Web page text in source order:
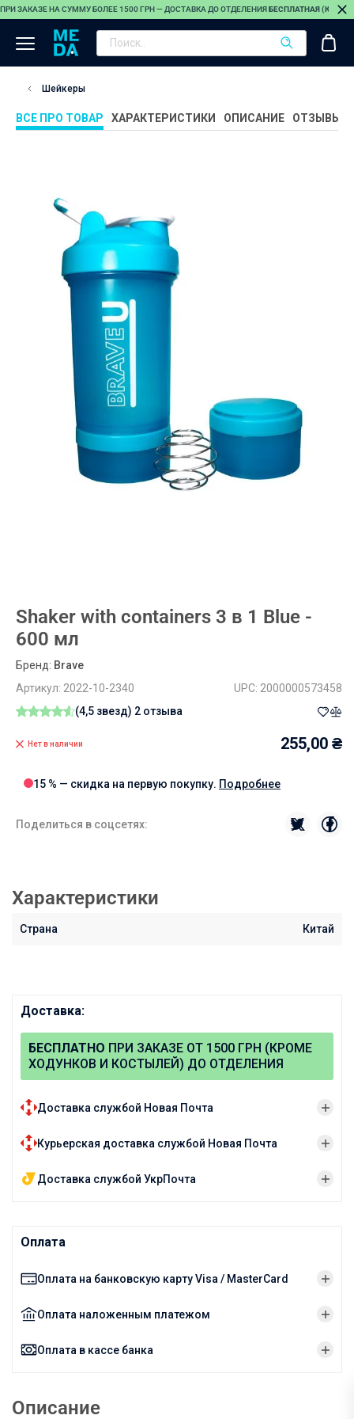
ПРИ ЗАКАЗЕ НА СУММУ БОЛЕЕ 1500 ГРН — ДОСТАВКА ДО ОТДЕЛЕНИЯБЕСПЛАТНАЯ
Шейкеры
ВСЕ ПРО ТОВАР ХАРАКТЕРИСТИКИ ОПИСАНИЕ ОТЗЫВЫ
Shaker with containers 3 в 1 Blue -
600 мл
Бренд: Brave
Артикул: 2022-10-2340 UPC: 2000000573458
(4,5 звезд) 2 отзыва
255,00 ₴
Нет в наличии
15 % — скидка на первую покупку. Подробнее
Поделиться в соцсетях:
Характеристики
Страна Китай
Доставка:
БЕСПЛАТНО ПРИ ЗАКАЗЕ ОТ 1500 ГРН (КРОМЕ
ХОДУНКОВ И КОСТЫЛЕЙ) ДО ОТДЕЛЕНИЯ
Доставка службой Новая Почта
Курьерская доставка службой Новая Почта
Доставка службой УкрПочта
Оплата
Оплата на банковскую карту Visa / MasterCard
Оплата наложенным платежом
Оплата в кассе банка
Описание